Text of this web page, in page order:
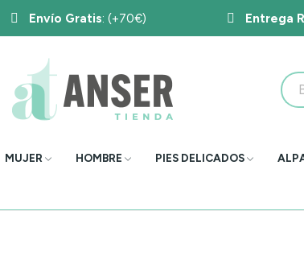
Envío Gratis: (+70€) Entrega
MUJER HOMBRE PIES DELICADOS